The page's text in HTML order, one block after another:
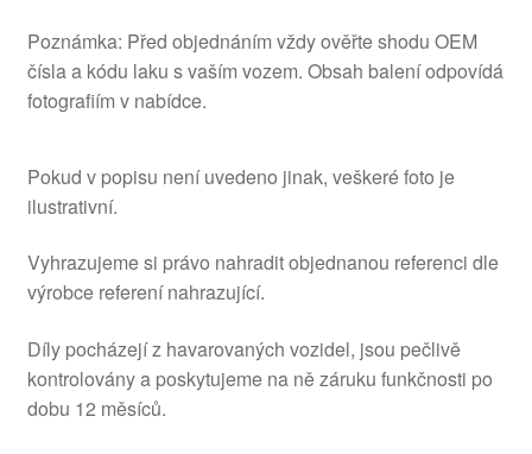
Poznámka: Před objednáním vždy ověřte shodu OEM
čísla a kódu laku s vaším vozem. Obsah balení odpovídá
fotografiím v nabídce.
Pokud v popisu není uvedeno jinak, veškeré foto je
ilustrativní.
Vyhrazujeme si právo nahradit objednanou referenci dle
výrobce referení nahrazující.
Díly pocházejí z havarovaných vozidel, jsou pečlivě
kontrolovány a poskytujeme na ně záruku funkčnosti po
dobu 12 měsíců.